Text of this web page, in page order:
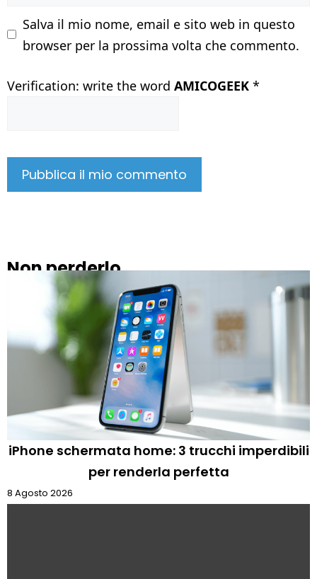
Salva il mio nome, email e sito web in questo
browser per la prossima volta che commento.
Verification: write the word AMICOGEEK *
Non perderlo
iPhone schermata home: 3 trucchi imperdibili
per renderla perfetta
8 Agosto 2026